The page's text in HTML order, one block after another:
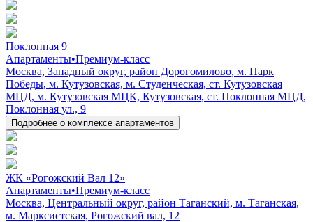
Поклонная 9
Апартаменты•Премиум-класс
Москва, Западный округ, район Дорогомилово, м. Парк
Победы, м. Кутузовская, м. Студенческая, ст. Кутузовская
МЦД, м. Кутузовская МЦК, Кутузовская, ст. Поклонная МЦД,
Поклонная ул., 9
Подробнее о комплексе апартаментов
ЖК «Рогожский Вал 12»
Апартаменты•Премиум-класс
Москва, Центральный округ, район Таганский, м. Таганская,
м. Марксистская, Рогожский вал, 12